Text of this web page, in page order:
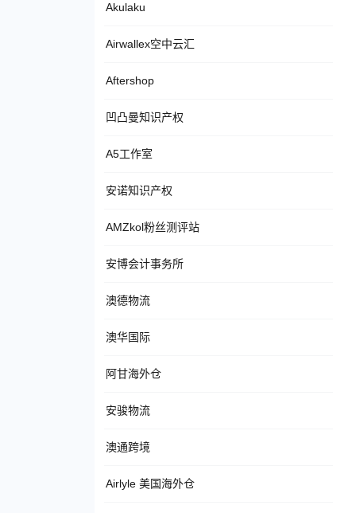
Akulaku
Airwallex空中云汇
Aftershop
凹凸曼知识产权
A5工作室
安诺知识产权
AMZkol粉丝测评站
安博会计事务所
澳德物流
澳华国际
阿甘海外仓
安骏物流
澳通跨境
Airlyle 美国海外仓